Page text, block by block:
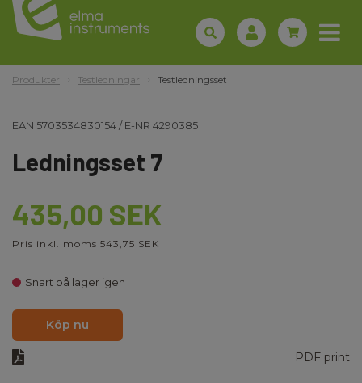
Produkter Testledningar Testledningsset
EAN 5703534830154/E-NR 4290385
Ledningsset 7
435,00 SEK
Pris inkl. moms 543,75 SEK
Snart på lager igen
Köp nu
PDF print